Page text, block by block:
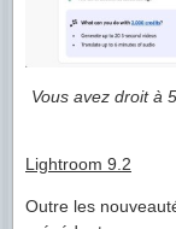
Vous avez droit à
Lightroom 9.2
Outre les